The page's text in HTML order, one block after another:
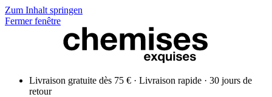
Zum Inhalt springen
Fermer fenêtre
Livraison gratuite dès 75 € · Livraison rapide · 30 jours de
retour